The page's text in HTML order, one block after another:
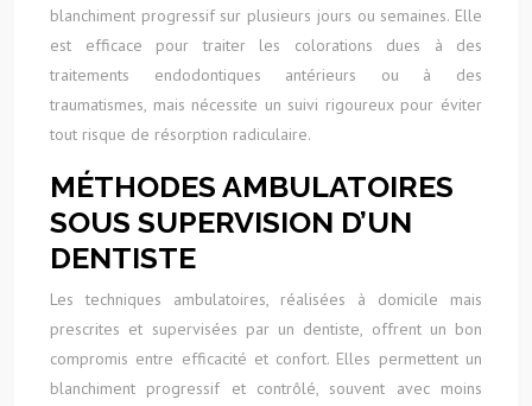
blanchiment progressif sur plusieurs jours ou semaines. Elle
est efficace pour traiter les colorations dues à des
traitements endodontiques antérieurs ou à des
traumatismes, mais nécessite un suivi rigoureux pour éviter
tout risque de résorption radiculaire.
MÉTHODES AMBULATOIRES
SOUS SUPERVISION D’UN
DENTISTE
Les techniques ambulatoires, réalisées à domicile mais
prescrites et supervisées par un dentiste, offrent un bon
compromis entre efficacité et confort. Elles permettent un
blanchiment progressif et contrôlé, souvent avec moins